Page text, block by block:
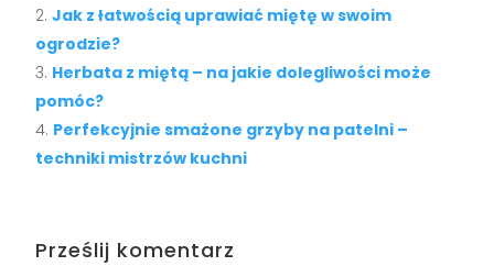
Jak z łatwością uprawiać miętę w swoim
ogrodzie?
Herbata z miętą – na jakie dolegliwości może
pomóc?
Perfekcyjnie smażone grzyby na patelni –
techniki mistrzów kuchni
Prześlij komentarz